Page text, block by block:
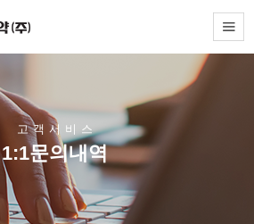
고 객 서 비 스
1:1문의내역